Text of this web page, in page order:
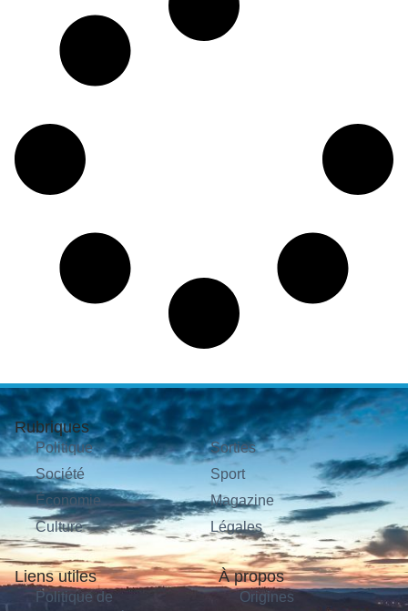
Rubriques
Politique
Société
Économie
Culture
Sorties
Sport
Magazine
Légales
Liens utiles
Politique de
À propos
Origines